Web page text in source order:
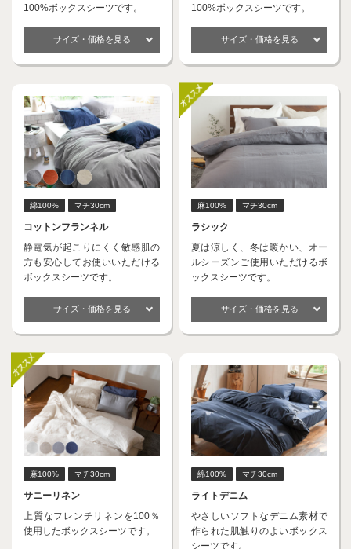
100%ボックスシーツです。
サイズ・価格を見る
100%ボックスシーツです。
サイズ・価格を見る
綿100% マチ30cm
コットンフランネル
静電気が起こりにくく敏感肌の
方も安心してお使いいただける
ボックスシーツです。
サイズ・価格を見る
麻100% マチ30cm
ラシック
夏は涼しく、冬は暖かい、オー
ルシーズンご使用いただけるボ
ックスシーツです。
サイズ・価格を見る
麻100% マチ30cm
サニーリネン
上質なフレンチリネンを100％
使用したボックスシーツです。
綿100% マチ30cm
ライトデニム
やさしいソフトなデニム素材で
作られた肌触りのよいボックス
シーツです。